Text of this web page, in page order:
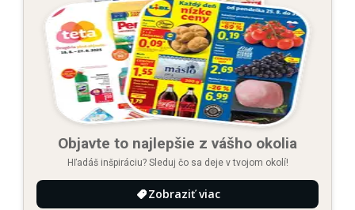
Objavte to najlepšie z vášho okolia
Hľadáš inšpiráciu? Sleduj čo sa deje v tvojom okolí!
Zobraziť viac